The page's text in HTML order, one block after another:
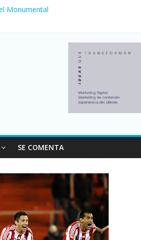
Monumental
y consumo turístico: 4,6 millones de
SE COMENTA